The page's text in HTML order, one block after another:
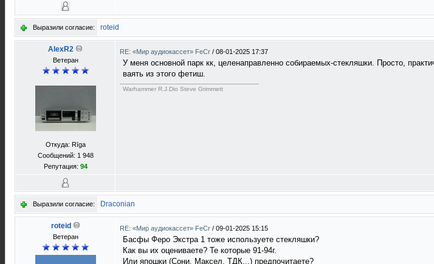
Выразили согласие: roteid
AlexR2
Ветеран
Откуда: Rīga
Сообщений: 1 948
Репутация: 94
RE: «Мир аудиокассет» FeCr / 08-01-2025 17:37
У меня основной парк кк, целенаправленно собираемых-стекляшки. Просто,
ваять из этого фетиш.
Warhammer R.J.Dio Steve Grimmett
Выразили согласие: Draconian
roteid
Ветеран
RE: «Мир аудиокассет» FeCr / 09-01-2025 15:15
Басфы Феро Экстра 1 тоже используете стекляшки?
Как вы их оцениваете? Те которые 91-94г.
Или япошки (Сони, Максел, ТДК...) предпочитаете?